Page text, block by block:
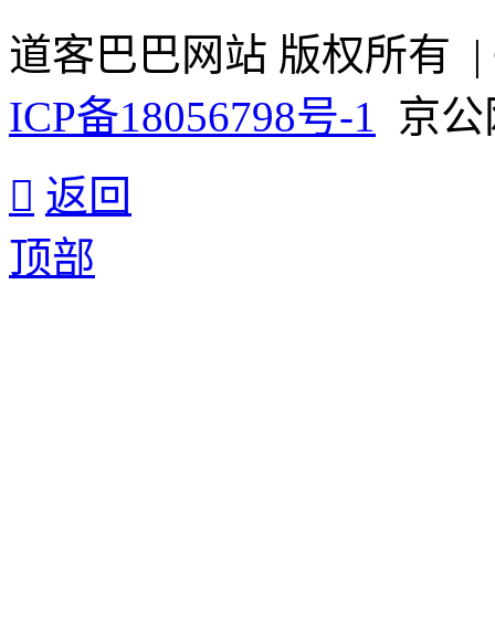
道客巴巴网站 版权所有
ICP备18056798号-1
京公
 返回
顶部